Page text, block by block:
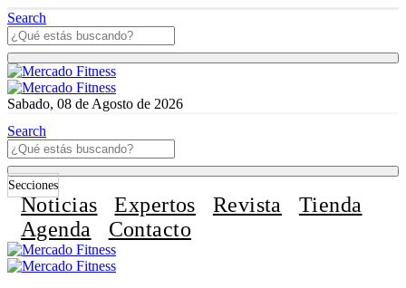
Search
Sabado, 08 de Agosto de 2026
Search
Secciones
Noticias Expertos Revista
Tienda
Agenda
Contacto